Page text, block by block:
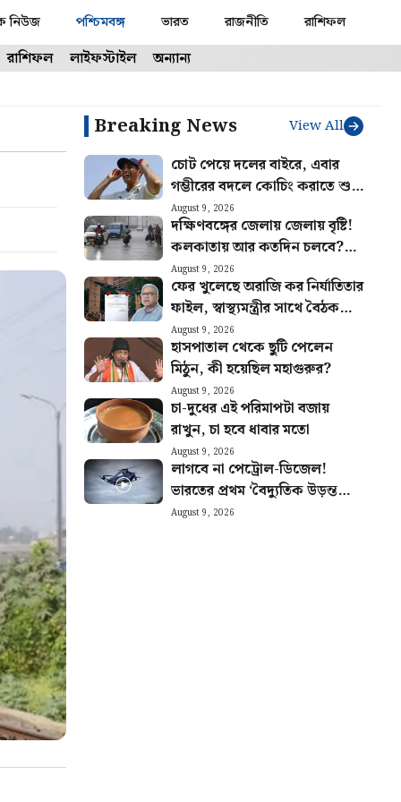
নিউজ পশ্চিমবঙ্গ ভারত রাজনীতি রাশিফল
রাশিফল লাইফস্টাইল অন্যান্য
Breaking News View All
চোট পেয়ে দলের বাইরে, এবার
গম্ভীরের বদলে কোচিং করাতে শুরু
করলেন শুভমান গিল
August 9, 2026
দক্ষিণবঙ্গের জেলায় জেলায় বৃষ্টি!
কলকাতায় আর কতদিন চলবে?
আবহাওয়ার লেটেস্ট আপডেট
August 9, 2026
ফের খুলেছে অরাজি কর নির্যাতিতার
ফাইল, স্বাস্থ্যমন্ত্রীর সাথে বৈঠক
সেরে ঘোষণা শুভেন্দু অধিকারীর
August 9, 2026
হাসপাতাল থেকে ছুটি পেলেন
মিঠুন, কী হয়েছিল মহাগুরুর?
August 9, 2026
চা-দুধের এই পরিমাপটা বজায়
রাখুন, চা হবে ধাবার মতো
August 9, 2026
লাগবে না পেট্রোল-ডিজেল!
ভারতের প্রথম ‘বৈদ্যুতিক উড়ন্ত
গাড়ি’ বানিয়ে তাক লাগালেন
August 9, 2026